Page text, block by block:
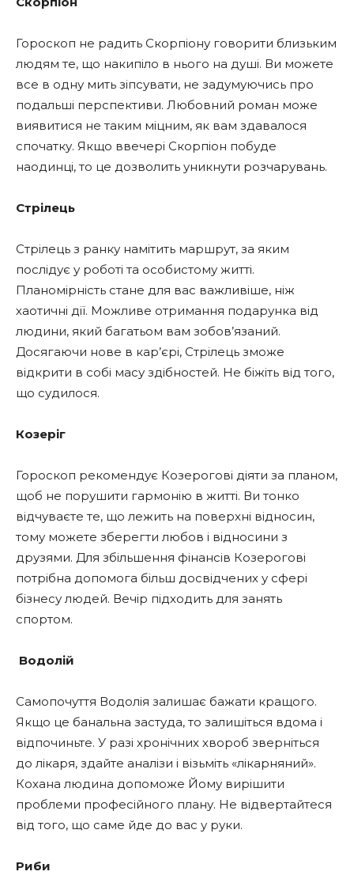
Гороскоп не радить Скорпіону говорити близьким
людям те, що накипіло в нього на душі. Ви можете
все в одну мить зіпсувати, не задумуючись про
подальші перспективи. Любовний роман може
виявитися не таким міцним, як вам здавалося
спочатку. Якщо ввечері Скорпіон побуде
наодинці, то це дозволить уникнути розчарувань.
Стрілець
Стрілець з ранку намітить маршрут, за яким
послідує у роботі та особистому житті.
Планомірність стане для вас важливіше, ніж
хаотичні дії. Можливе отримання подарунка від
людини, який багатьом вам зобов’язаний.
Досягаючи нове в кар’єрі, Стрілець зможе
відкрити в собі масу здібностей. Не біжіть від того,
що судилося.
Козеріг
Гороскоп рекомендує Козерогові діяти за планом,
щоб не порушити гармонію в житті. Ви тонко
відчуваєте те, що лежить на поверхні відносин,
тому можете зберегти любов і відносини з
друзями. Для збільшення фінансів Козерогові
потрібна допомога більш досвідчених у сфері
бізнесу людей. Вечір підходить для занять
спортом.
Водолій
Самопочуття Водолія залишає бажати кращого.
Якщо це банальна застуда, то залишіться вдома і
відпочиньте. У разі хронічних хвороб зверніться
до лікаря, здайте аналізи і візьміть «лікарняний».
Кохана людина допоможе Йому вирішити
проблеми професійного плану. Не відвертайтеся
від того, що саме йде до вас у руки.
Риби